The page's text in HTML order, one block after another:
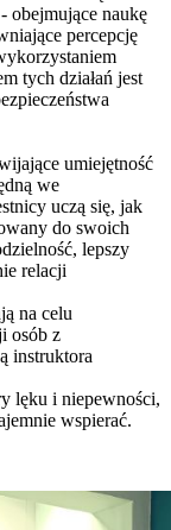
obejmujące naukę
percepcję
tych działań jest
umiejętność
we
uczą się, jak
do swoich
lepszy
relacji
na celu
osób z
instruktora
lęku i niepewności,
wspierać.